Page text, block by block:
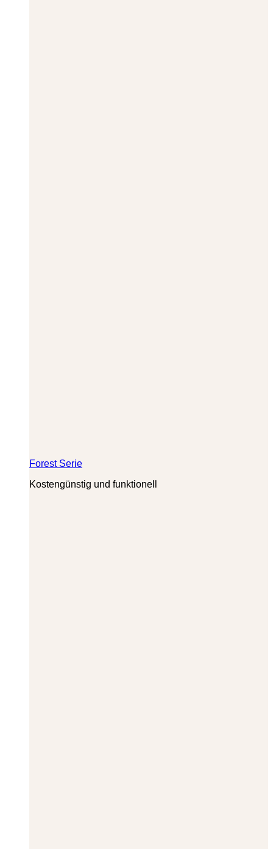
Forest Serie
Kostengünstig und funktionell